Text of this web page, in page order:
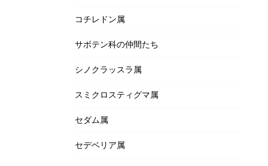
コチレドン属
サボテン科の仲間たち
シノクラッスラ属
スミクロスティグマ属
セダム属
セデベリア属